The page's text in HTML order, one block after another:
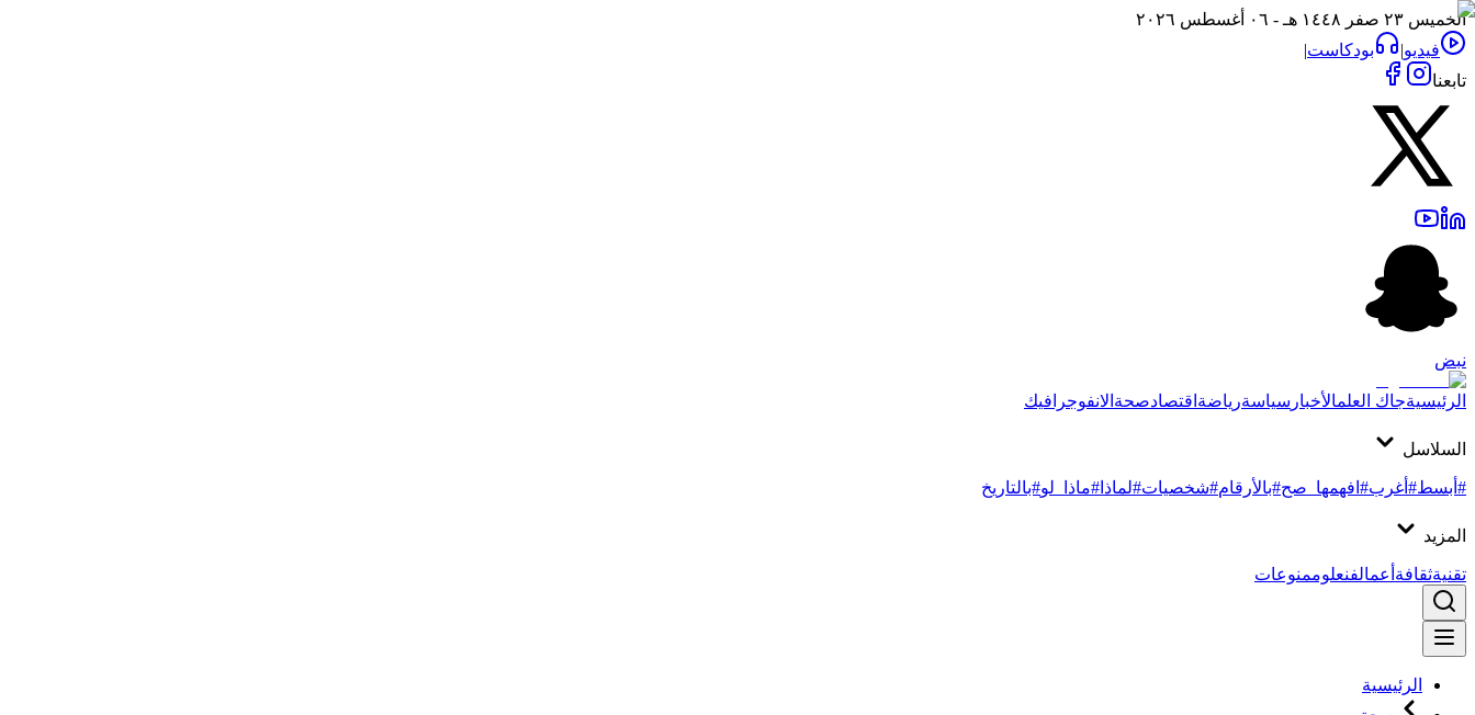
الخميس ٢٣ صفر ١٤٤٨ هـ - ٠٦ أغسطس ٢٠٢٦
فيديو| بودكاست|
تابعنا
نبض
الرئيسيةجاك العلمالأخبار سياسةرياضة اقتصادصحة الانفوجرافيك
السلاسل
#أبسط#أغرب#افهمها_صح#بالأرقام#شخصيات#لماذا #ماذا_لو#بالتاريخ
المزيد
تقنيةثقافة أعمالفنعلوممنوعات
الرئيسية